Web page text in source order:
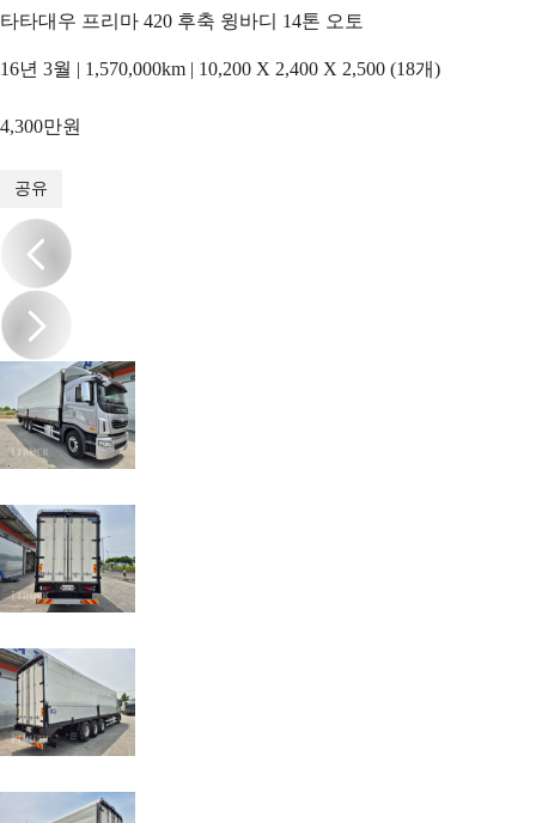
타타대우 프리마 420 후축 윙바디 14톤 오토
16년 3월 | 1,570,000km | 10,200 X 2,400 X 2,500 (18개)
4,300만원
공유
/8